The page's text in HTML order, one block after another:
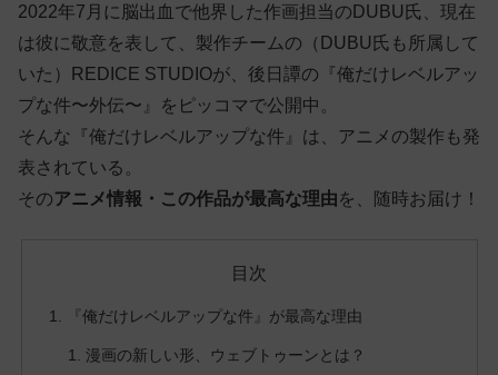
2022年7月に脳出血で他界した作画担当のDUBU氏、現在
は彼に敬意を表して、製作チームの（DUBU氏も所属して
いた）REDICE STUDIOが、後日譚の『俺だけレベルアッ
プな件〜外伝〜』をピッコマで公開中。
そんな『俺だけレベルアップな件』は、アニメの製作も発
表されている。
そのアニメ情報・この作品が最高な理由を、随時お届け！
目次
『俺だけレベルアップな件』が最高な理由
漫画の新しい形、ウェブトゥーンとは？